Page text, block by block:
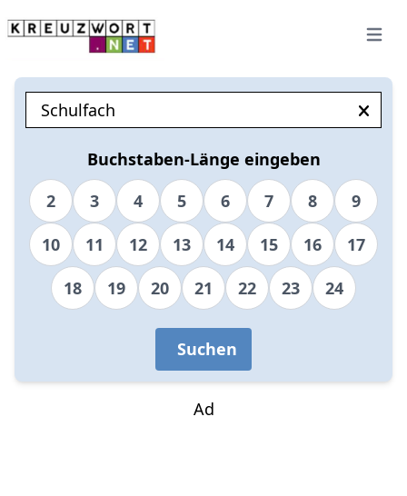
Open
Buchstaben-Länge eingeben
2
3 4 5 6 7 8
9
10
11 12 13 14 15 16
17
18
19 20 21 22 23 24
Suchen
Ad